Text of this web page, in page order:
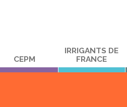
CEPM
IRRIGANTS DE
FRANCE